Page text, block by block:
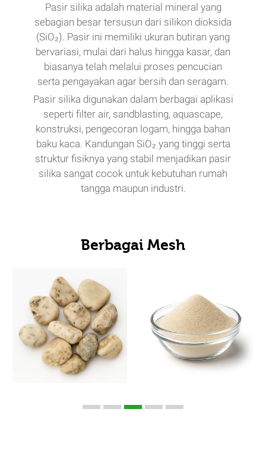
Pasir silika adalah material mineral yang
sebagian besar tersusun dari silikon dioksida
(SiO₂). Pasir ini memiliki ukuran butiran yang
bervariasi, mulai dari halus hingga kasar, dan
biasanya telah melalui proses pencucian
serta pengayakan agar bersih dan seragam.
Pasir silika digunakan dalam berbagai aplikasi
seperti filter air, sandblasting, aquascape,
konstruksi, pengecoran logam, hingga bahan
baku kaca. Kandungan SiO₂ yang tinggi serta
struktur fisiknya yang stabil menjadikan pasir
silika sangat cocok untuk kebutuhan rumah
tangga maupun industri.
Berbagai Mesh